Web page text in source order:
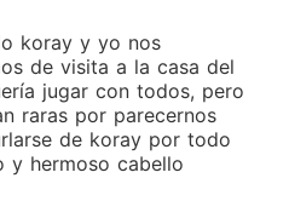
y ¿mi mate? ¿La
koray y yo nos
de visita a la casa del
jugar con todos, pero
raras por parecernos
de koray por todo
y hermoso cabello